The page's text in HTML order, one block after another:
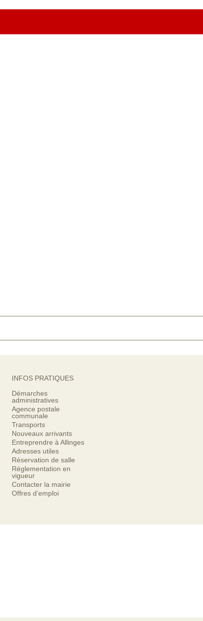
INFOS PRATIQUES
Démarches
administratives
Agence postale
communale
Transports
Nouveaux arrivants
Entreprendre à Allinges
Adresses utiles
Réservation de salle
Réglementation en
vigueur
Contacter la mairie
Offres d’emploi